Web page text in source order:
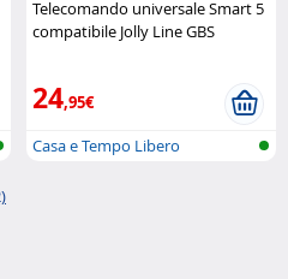
Telecomando universale Smart 5
compatibile Jolly Line GBS
24,95€
Casa e Tempo Libero